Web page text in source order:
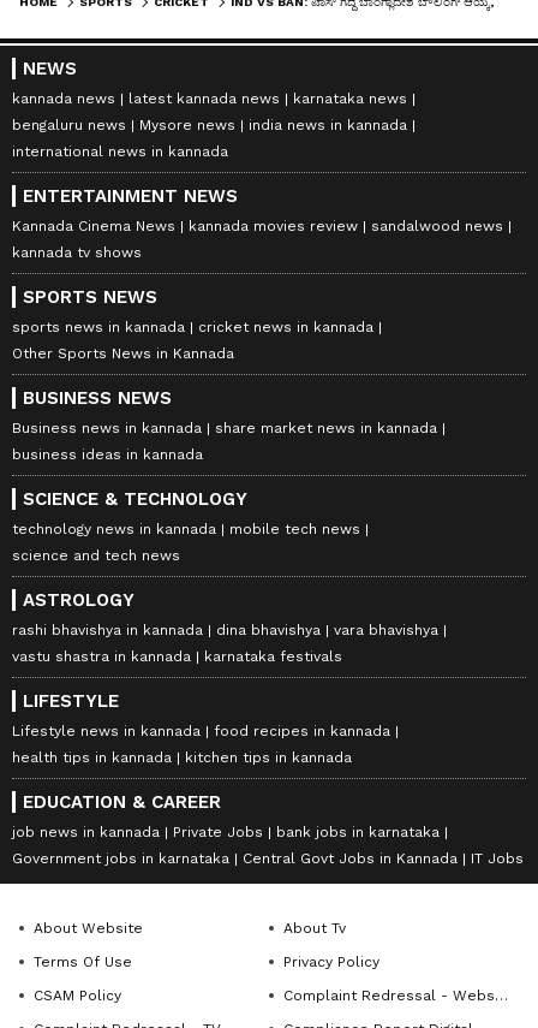
NEWS
kannada news latest kannada news
karnataka news
bengaluru news
Mysore news
india news in kannada
international news in kannada
ENTERTAINMENT NEWS
Kannada Cinema News kannada movies review
sandalwood news
kannada tv shows
SPORTS NEWS
sports news in kannada
cricket news in kannada
Other Sports News in Kannada
BUSINESS NEWS
Business news in kannada
share market news in kannada
business ideas in kannada
SCIENCE & TECHNOLOGY
technology news in kannada
mobile tech news
science and tech news
ASTROLOGY
rashi bhavishya in kannada dina bhavishya
vara bhavishya
vastu shastra in kannada
karnataka festivals
LIFESTYLE
Lifestyle news in kannada
food recipes in kannada
health tips in kannada
kitchen tips in kannada
EDUCATION & CAREER
job news in kannada Private Jobs
bank jobs in karnataka
Government jobs in karnataka
Central Govt Jobs in Kannada IT Jobs
About Website
About Tv
Terms Of Use
Privacy Policy
CSAM Policy
Complaint Redressal - Website